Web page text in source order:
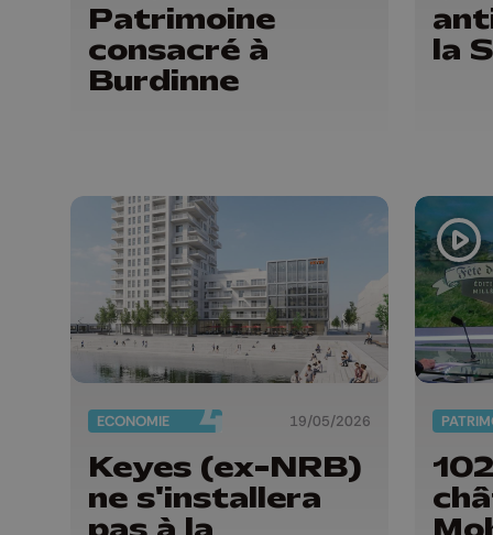
Patrimoine
consacré à
Burdinne
la
ECONOMIE 19/05/2026
Keyes (ex-NRB)
ne s'installera